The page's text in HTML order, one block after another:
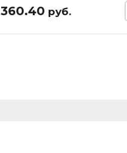
360.40 руб.